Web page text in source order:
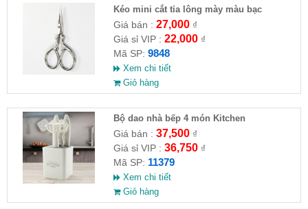
Kéo mini cắt tỉa lông mày màu bạc
9.5x4.8cm
Giá bán : 27,000₫
Giá sỉ VIP : 22,000₫
Mã SP: 9848
Xem chi tiết
Giỏ hàng
Bộ dao nhà bếp 4 món Kitchen
Giá bán : 37,500₫
Giá sỉ VIP : 36,750₫
Mã SP: 11379
Xem chi tiết
Giỏ hàng